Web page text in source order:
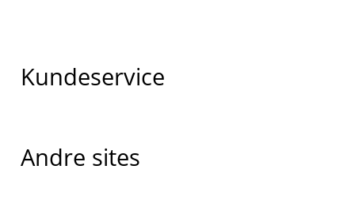
Kundeservice
Andre sites